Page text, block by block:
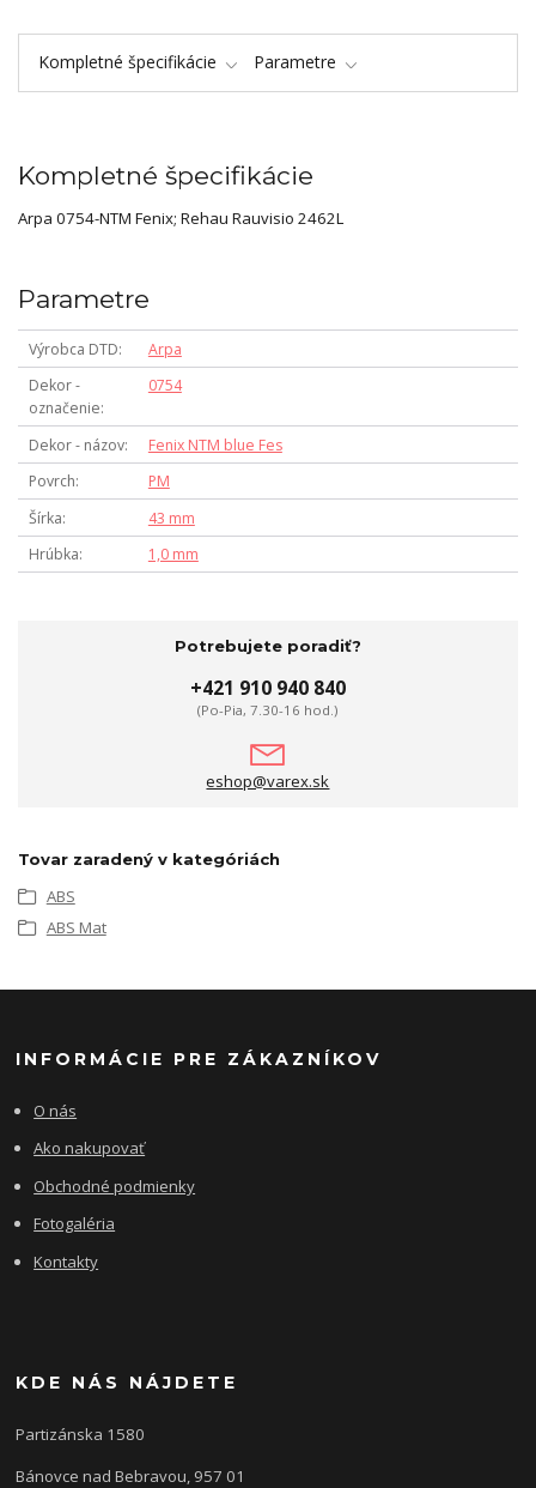
Kompletné špecifikácie Parametre
Kompletné špecifikácie
Arpa 0754-NTM Fenix; Rehau Rauvisio 2462L
Parametre
Výrobca DTD
Arpa
Dekor -
označenie
0754
Dekor - názov
Fenix NTM blue Fes
Povrch
PM
Šírka
43 mm
Hrúbka
1,0 mm
Potrebujete poradiť?
+421 910 940 840
(Po-Pia, 7.30-16 hod.)
eshop@varex.sk
Tovar zaradený v kategóriách
ABS
ABS Mat
INFORMÁCIE PRE ZÁKAZNÍKOV
O nás
Ako nakupovať
Obchodné podmienky
Fotogaléria
Kontakty
KDE NÁS NÁJDETE
Partizánska 1580
Bánovce nad Bebravou, 957 01